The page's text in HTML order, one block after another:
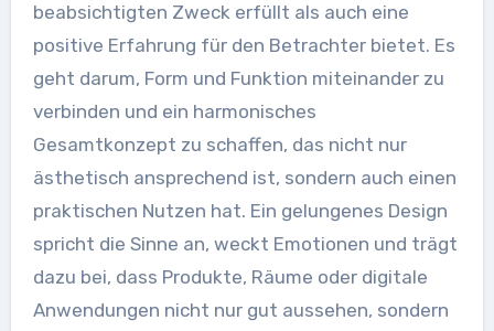
beabsichtigten Zweck erfüllt als auch eine
positive Erfahrung für den Betrachter bietet. Es
geht darum, Form und Funktion miteinander zu
verbinden und ein harmonisches
Gesamtkonzept zu schaffen, das nicht nur
ästhetisch ansprechend ist, sondern auch einen
praktischen Nutzen hat. Ein gelungenes Design
spricht die Sinne an, weckt Emotionen und trägt
dazu bei, dass Produkte, Räume oder digitale
Anwendungen nicht nur gut aussehen, sondern